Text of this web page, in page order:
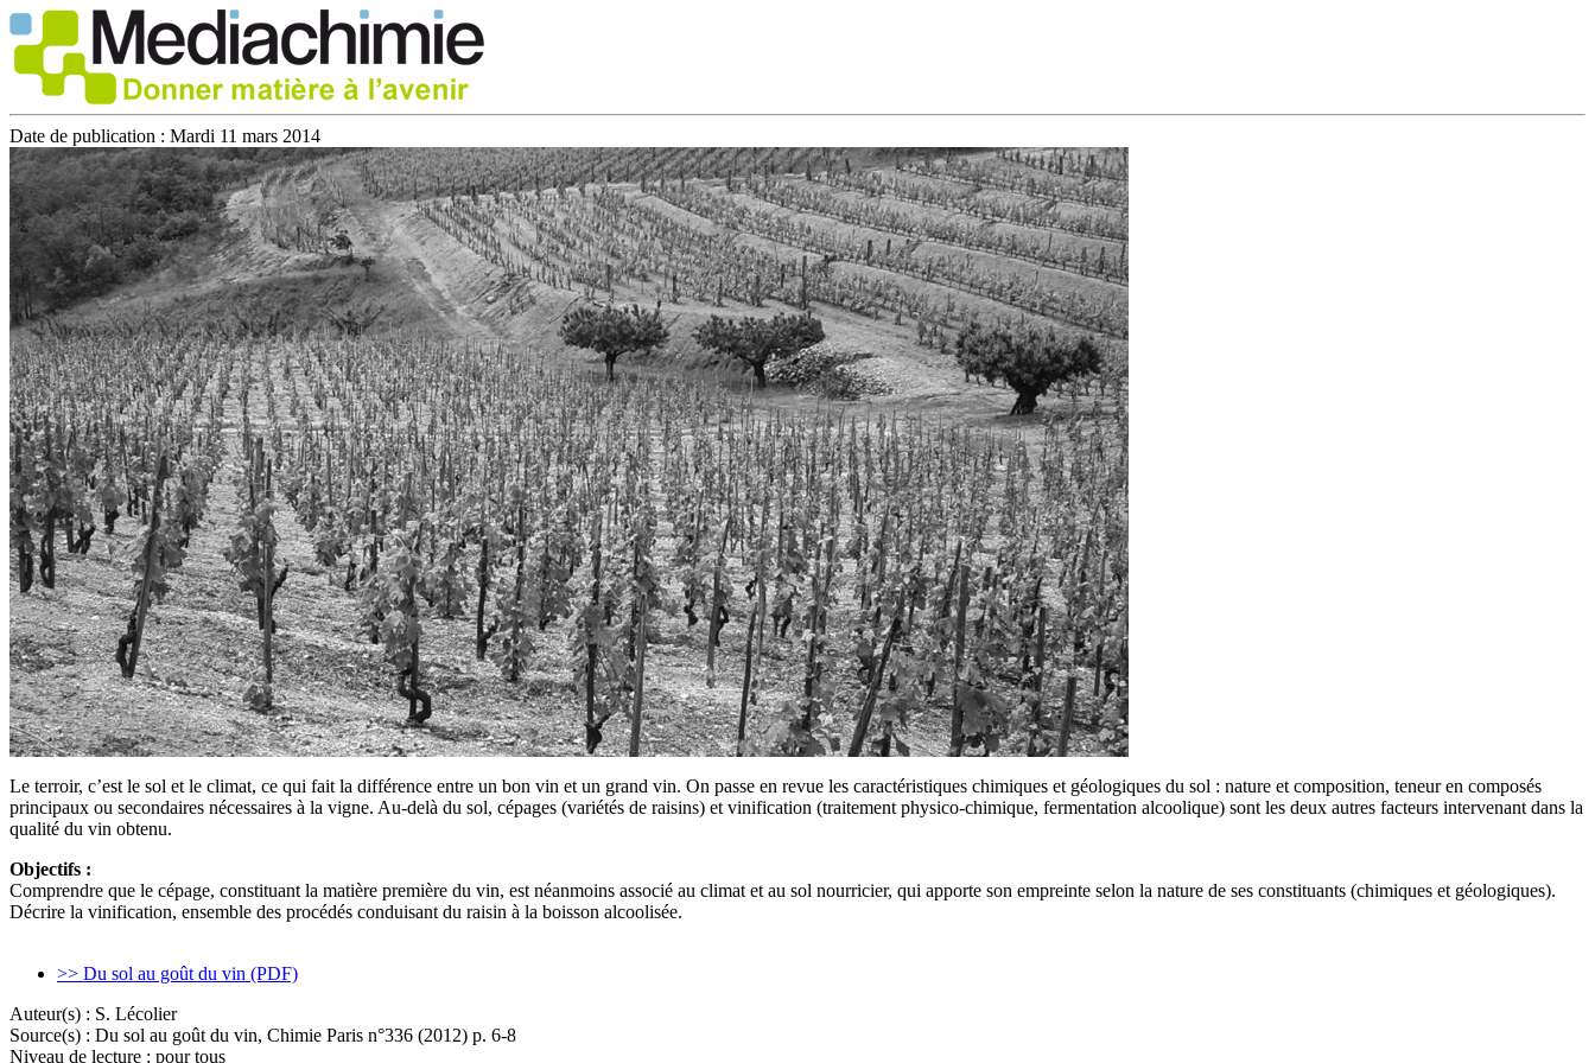
Date de publication : Mardi 11 mars 2014
Le terroir, c’est le sol et le climat, ce qui fait la différence entre un bon vin et un grand vin. On passe en revue les caractéristiques chimiques et géologiques du sol : nature et composition, teneur en composés
principaux ou secondaires nécessaires à la vigne. Au-delà du sol, cépages (variétés de raisins) et vinification (traitement physico-chimique, fermentation alcoolique) sont les deux autres facteurs intervenant dans la
qualité du vin obtenu.
Objectifs :
Comprendre que le cépage, constituant la matière première du vin, est néanmoins associé au climat et au sol nourricier, qui apporte son empreinte selon la nature de ses constituants (chimiques et géologiques).
Décrire la vinification, ensemble des procédés conduisant du raisin à la boisson alcoolisée.
>> Du sol au goût du vin (PDF)
Auteur(s) : S. Lécolier
Source(s) : Du sol au goût du vin, Chimie Paris n°336 (2012) p. 6-8
Niveau de lecture : pour tous